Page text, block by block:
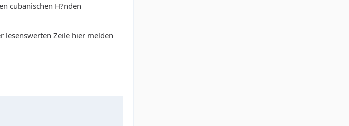
cubanischen H?nden
Zeile hier melden